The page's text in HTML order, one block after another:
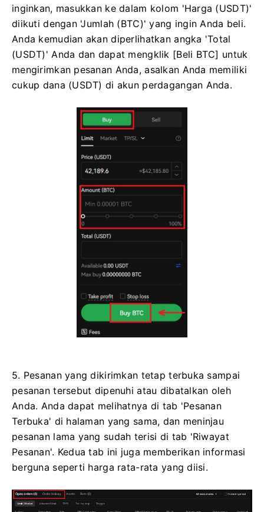
inginkan, masukkan ke dalam kolom 'Harga (USDT)'
diikuti dengan 'Jumlah (BTC)' yang ingin Anda beli.
Anda kemudian akan diperlihatkan angka 'Total
(USDT)' Anda dan dapat mengklik [Beli BTC] untuk
mengirimkan pesanan Anda, asalkan Anda memiliki
cukup dana (USDT) di akun perdagangan Anda.
5. Pesanan yang dikirimkan tetap terbuka sampai
pesanan tersebut dipenuhi atau dibatalkan oleh
Anda. Anda dapat melihatnya di tab 'Pesanan
Terbuka' di halaman yang sama, dan meninjau
pesanan lama yang sudah terisi di tab 'Riwayat
Pesanan'. Kedua tab ini juga memberikan informasi
berguna seperti harga rata-rata yang diisi.